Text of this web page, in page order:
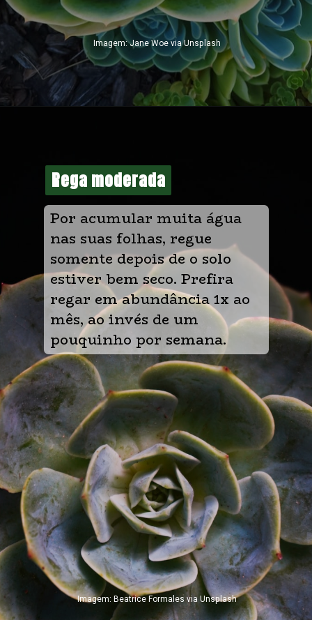
Imagem: Jane Woe via Unsplash
Rega moderada
Rega moderada
Por acumular muita água
nas suas folhas, regue
somente depois de o solo
estiver bem seco. Prefira
regar em abundância 1x ao
mês, ao invés de um
pouquinho por semana.
Imagem: Beatrice Formales via Unsplash